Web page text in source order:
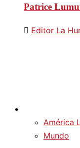
Patrice
Editor La
América
Mundo